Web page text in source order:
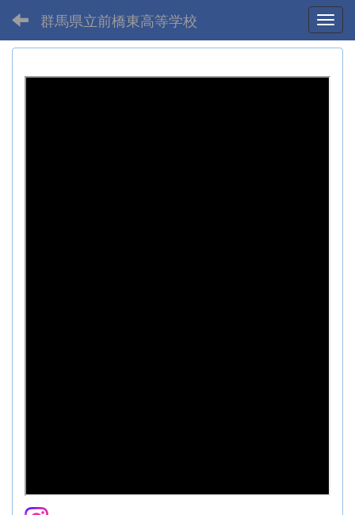
群馬県立前橋東高等学校